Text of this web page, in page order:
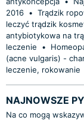
2016 • Trądzik
leczyć trądzik
antybiotykowa na
leczenie
•
(acne vulgaris) -
leczenie, rokowanie
NAJNOWSZE
Na co mogą